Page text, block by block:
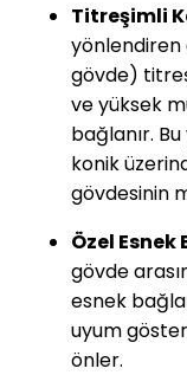
Titreşimli
yönlendiren
gövde)
ve yüksek
bağlanır.
konik
gövdesinin
Özel Esnek
gövde
esnek
uyum
önler.